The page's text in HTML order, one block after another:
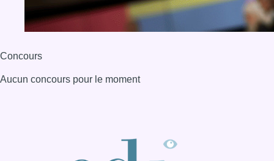
Concours
Aucun concours pour le moment